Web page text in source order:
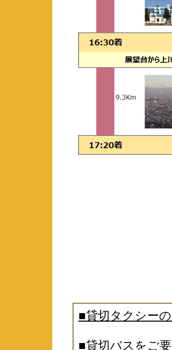
■貸切タクシー
■貸切バスをご